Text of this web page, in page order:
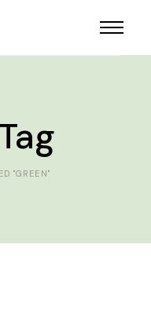
"GREEN"